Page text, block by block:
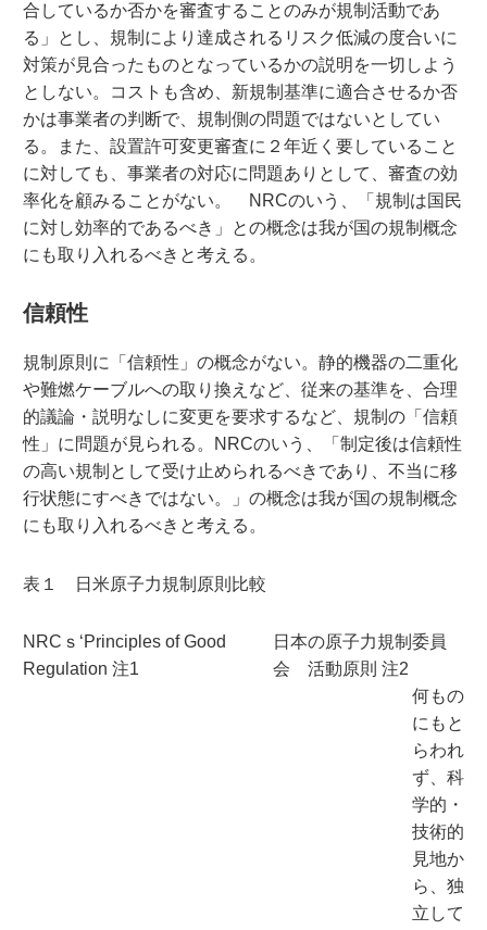
合しているか否かを審査することのみが規制活動であ
る」とし、規制により達成されるリスク低減の度合いに
対策が見合ったものとなっているかの説明を一切しよう
としない。コストも含め、新規制基準に適合させるか否
かは事業者の判断で、規制側の問題ではないとしてい
る。また、設置許可変更審査に２年近く要していること
に対しても、事業者の対応に問題ありとして、審査の効
率化を顧みることがない。 NRCのいう、「規制は国民
に対し効率的であるべき」との概念は我が国の規制概念
にも取り入れるべきと考える。
信頼性
規制原則に「信頼性」の概念がない。静的機器の二重化
や難燃ケーブルへの取り換えなど、従来の基準を、合理
的議論・説明なしに変更を要求するなど、規制の「信頼
性」に問題が見られる。NRCのいう、「制定後は信頼性
の高い規制として受け止められるべきであり、不当に移
行状態にすべきではない。」の概念は我が国の規制概念
にも取り入れるべきと考える。
表１ 日米原子力規制原則比較
NRCｓ‘Principles of Good
Regulation 注1
日本の原子力規制委員
会 活動原則 注2
何もの
にもと
らわれ
ず、科
学的・
技術的
見地か
ら、独
立して